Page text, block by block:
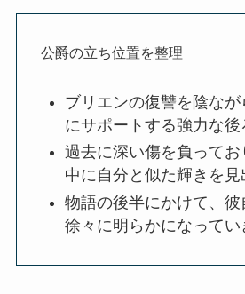
公爵の立ち位置を整理
ブリエンの復讐を陰な
にサポートする強力な後
過去に深い傷を負って
中に自分と似た輝きを見
物語の後半にかけて、彼
徐々に明らかになってい